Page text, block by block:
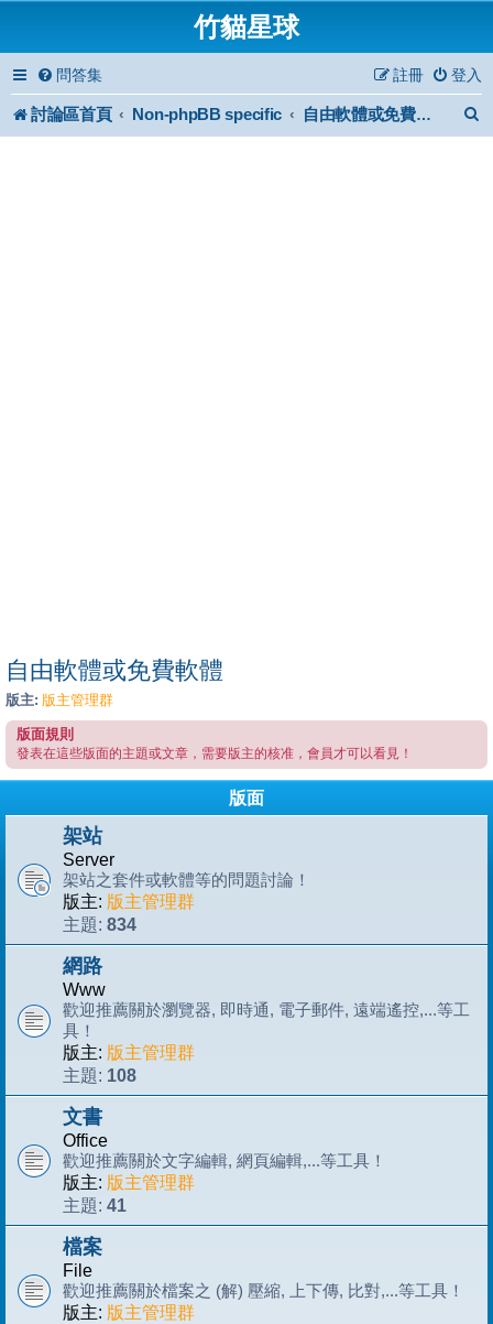
竹貓星球
問答集 登入
註冊
討論區首頁 Non-phpBB specific 自由軟體或免費軟體
自由軟體或免費軟體
版主: 版主管理群
版面規則
發表在這些版面的主題或文章，需要版主的核准，會員才可以看見！
版面
架站
Server
架站之套件或軟體等的問題討論！
版主: 版主管理群
主題: 834
網路
Www
歡迎推薦關於瀏覽器, 即時通, 電子郵件, 遠端遙控,...等工
具！
版主: 版主管理群
主題: 108
文書
Office
歡迎推薦關於文字編輯, 網頁編輯,...等工具！
版主: 版主管理群
主題: 41
檔案
File
歡迎推薦關於檔案之 (解) 壓縮, 上下傳, 比對,...等工具！
版主: 版主管理群